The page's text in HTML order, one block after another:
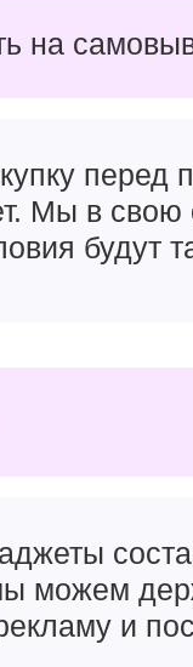
на
Мы в свою
будут
можем
и